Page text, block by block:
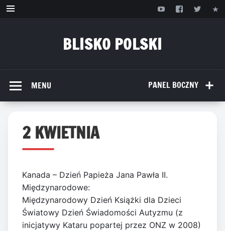
Przejdź
BLISKO POLSKI
PANEL BOCZNY
MENU
2 KWIETNIA
Kanada – Dzień Papieża Jana Pawła II.
Międzynarodowe:
Międzynarodowy Dzień Książki dla Dzieci
Światowy Dzień Świadomości Autyzmu (z
inicjatywy Kataru popartej przez ONZ w 2008)